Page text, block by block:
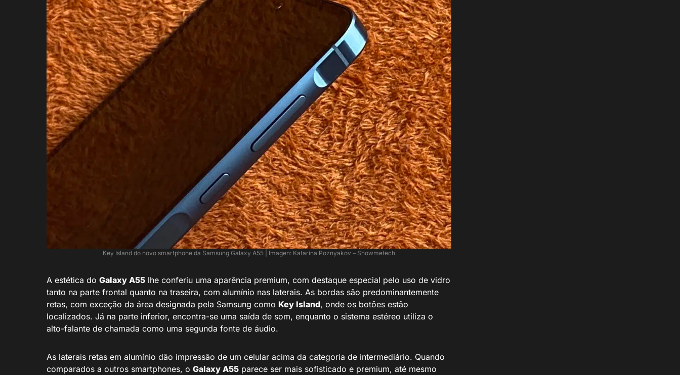
Key Island do novo smartphone da Samsung Galaxy A55 | Imagen: Katarina Poznyakov – Showmetech
A estética do Galaxy A55 lhe conferiu uma aparência premium, com destaque especial pelo uso de vidro
tanto na parte frontal quanto na traseira, com alumínio nas laterais. As bordas são predominantemente
retas, com exceção da área designada pela Samsung como Key Island, onde os botões estão
localizados. Já na parte inferior, encontra-se uma saída de som, enquanto o sistema estéreo utiliza o
alto-falante de chamada como uma segunda fonte de áudio.
As laterais retas em alumínio dão impressão de um celular acima da categoria de intermediário. Quando
comparados a outros smartphones, o Galaxy A55 parece ser mais sofisticado e premium, até mesmo